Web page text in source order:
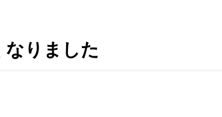
りました